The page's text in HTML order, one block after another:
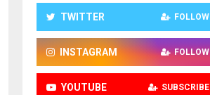
TWITTER FOLLOW
INSTAGRAM FOLLOW
YOUTUBE SUBSCRIBE